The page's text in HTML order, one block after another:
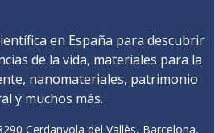
en España para descubrir
de la vida, materiales para la
nanomateriales, patrimonio
y muchos más.
Cerdanyola del Vallès, Barcelona,